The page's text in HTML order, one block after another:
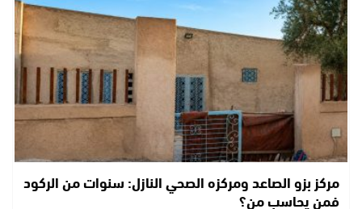
مركز بزو الصاعد ومركزه الصحي النازل: سنوات من الركود
فمن يحاسب من؟